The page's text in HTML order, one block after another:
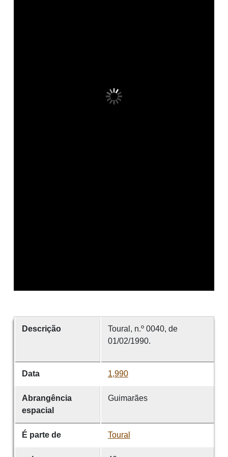
Descrição
Toural, n.º 0040, de
01/02/1990.
Data 1,990
Abrangência
espacial
Guimarães
É parte de Toural